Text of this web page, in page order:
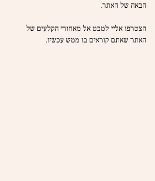
הבאה של האתר.
הצטרפו אליי למבט אל מאחורי הקלעים של
האתר שאתם קוראים בו ממש עכשיו.